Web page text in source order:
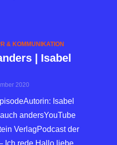
& KOMMUNIKATION
| Isabel
2020
Isabel
andersYouTube
VerlagPodcast der
Ich rede Hallo liebe